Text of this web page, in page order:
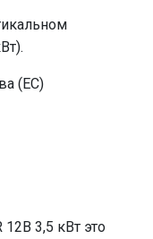
(ЕС)
3,5 кВт это